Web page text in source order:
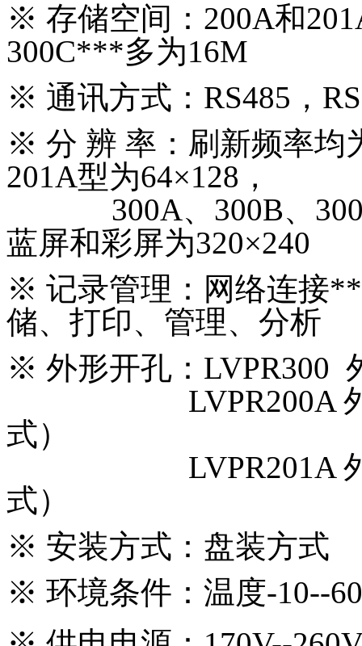
※ 存储空间：200A和
300C***多为16M
※ 通讯方式：RS485，
※ 分 辨 率：刷新频率均
201A型为64×128，
300A、300B、300C
蓝屏和彩屏为320×240
※ 记录管理：网络连接
储、打印、管理、分析
※ 外形开孔：LVPR300
LVPR200A 外形
式）
LVPR201A 外形
式）
※ 安装方式：盘装方式
※ 环境条件：温度-10--